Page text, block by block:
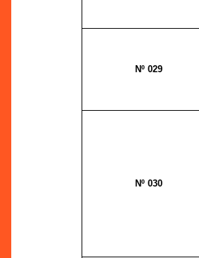
Nº 029
Nº 030